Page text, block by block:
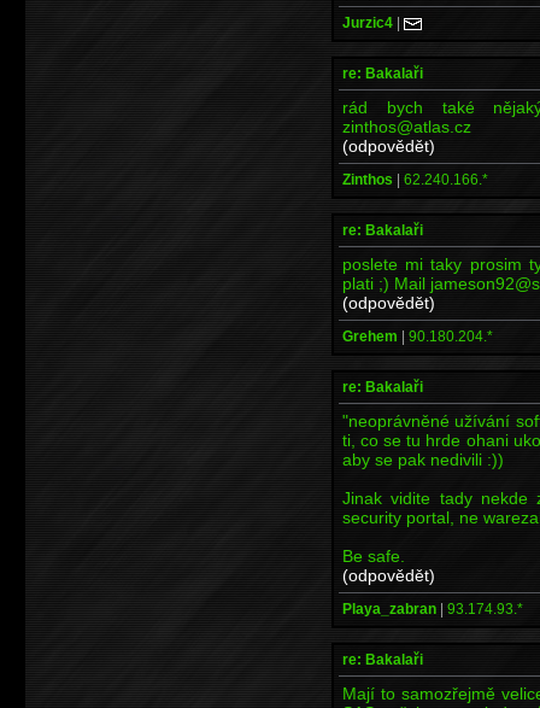
Jurzic4 |
re: Bakalaři
rád bych také
zinthos@atlas.cz
(odpovědět)
Zinthos | 62.240.166.*
re: Bakalaři
poslete mi taky prosim
plati ;) Mail
(odpovědět)
Grehem | 90.180.204.*
re: Bakalaři
"neoprávněné užívání
ti, co se tu hrde ohani
aby se pak nedivili :))
Jinak vidite tady nekde
security portal, ne
Be safe.
(odpovědět)
Playa_zabran | 93.174.93.*
re: Bakalaři
Mají to samozřejmě